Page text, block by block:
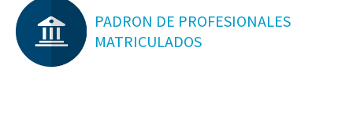
PADRON DE PROFESIONALES
MATRICULADOS